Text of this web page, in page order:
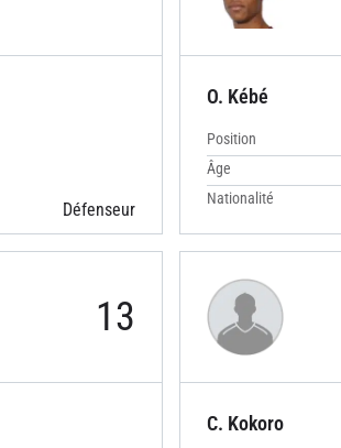
Défenseur
O. Kébé
Position
Âge
Nationalité
13
C. Kokoro